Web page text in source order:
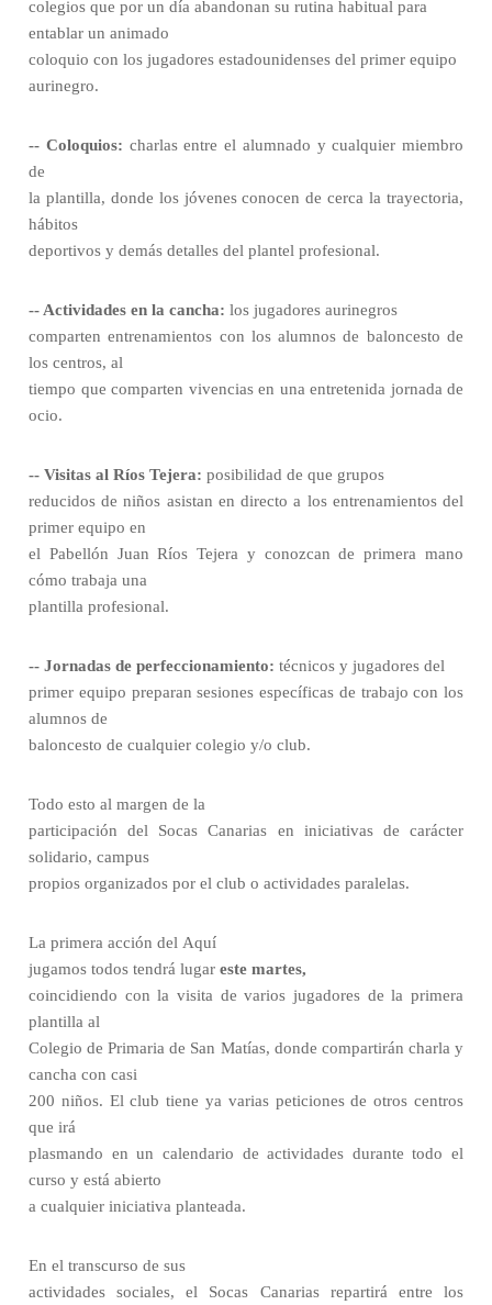
colegios que por un día abandonan su rutina habitual para
entablar un animado
coloquio con los jugadores estadounidenses del primer equipo
aurinegro.
-- Coloquios: charlas entre el alumnado y cualquier miembro
de
la plantilla, donde los jóvenes conocen de cerca la trayectoria,
hábitos
deportivos y demás detalles del plantel profesional.
-- Actividades en la cancha: los jugadores aurinegros
comparten entrenamientos con los alumnos de baloncesto de
los centros, al
tiempo que comparten vivencias en una entretenida jornada de
ocio.
-- Visitas al Ríos Tejera: posibilidad de que grupos
reducidos de niños asistan en directo a los entrenamientos del
primer equipo en
el Pabellón Juan Ríos Tejera y conozcan de primera mano
cómo trabaja una
plantilla profesional.
-- Jornadas de perfeccionamiento: técnicos y jugadores del
primer equipo preparan sesiones específicas de trabajo con los
alumnos de
baloncesto de cualquier colegio y/o club.
Todo esto al margen de la
participación del Socas Canarias en iniciativas de carácter
solidario, campus
propios organizados por el club o actividades paralelas.
La primera acción del Aquí
jugamos todos tendrá lugar este martes,
coincidiendo con la visita de varios jugadores de la primera
plantilla al
Colegio de Primaria de San Matías, donde compartirán charla y
cancha con casi
200 niños. El club tiene ya varias peticiones de otros centros
que irá
plasmando en un calendario de actividades durante todo el
curso y está abierto
a cualquier iniciativa planteada.
En el transcurso de sus
actividades sociales, el Socas Canarias repartirá entre los